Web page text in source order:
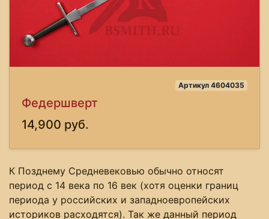
Артикул 4604035
Федершверт
14,900 руб.
К Позднему Средневековью обычно относят
период с 14 века по 16 век (хотя оценки границ
периода у российских и западноевропейских
историков расходятся). Так же данный период